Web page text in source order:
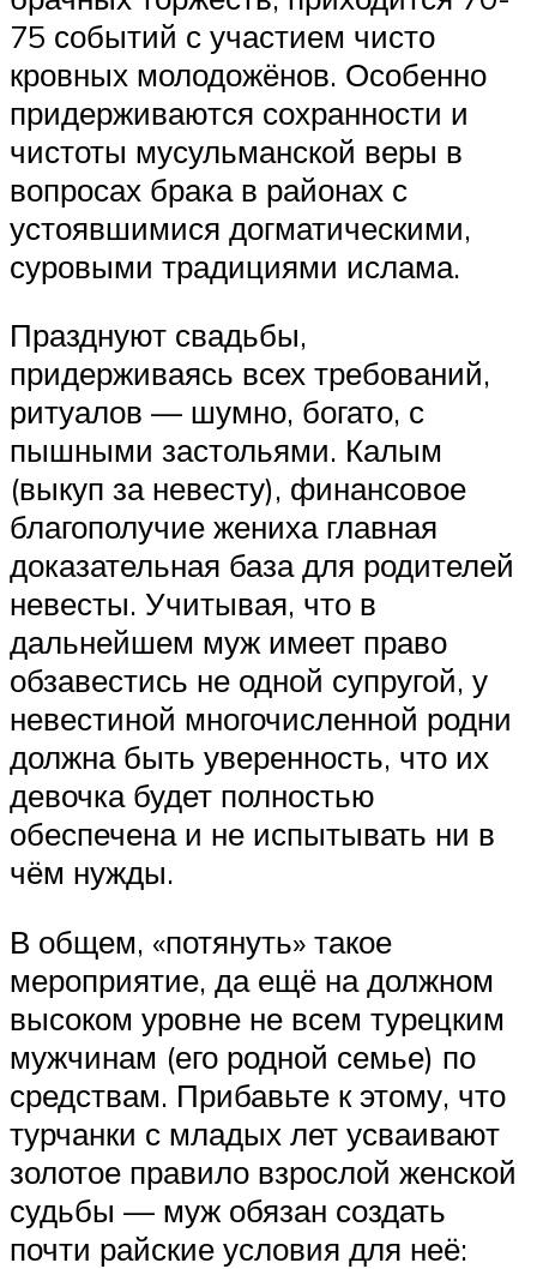
75 событий с участием чисто
кровных молодожёнов. Особенно
придерживаются сохранности и
чистоты мусульманской веры в
вопросах брака в районах с
устоявшимися догматическими,
суровыми традициями ислама.
Празднуют свадьбы,
придерживаясь всех требований,
ритуалов — шумно, богато, с
пышными застольями. Калым
(выкуп за невесту), финансовое
благополучие жениха главная
доказательная база для родителей
невесты. Учитывая, что в
дальнейшем муж имеет право
обзавестись не одной супругой, у
невестиной многочисленной родни
должна быть уверенность, что их
девочка будет полностью
обеспечена и не испытывать ни в
чём нужды.
В общем, «потянуть» такое
мероприятие, да ещё на должном
высоком уровне не всем турецким
мужчинам (его родной семье) по
средствам. Прибавьте к этому, что
турчанки с младых лет усваивают
золотое правило взрослой женской
судьбы — муж обязан создать
почти райские условия для неё: